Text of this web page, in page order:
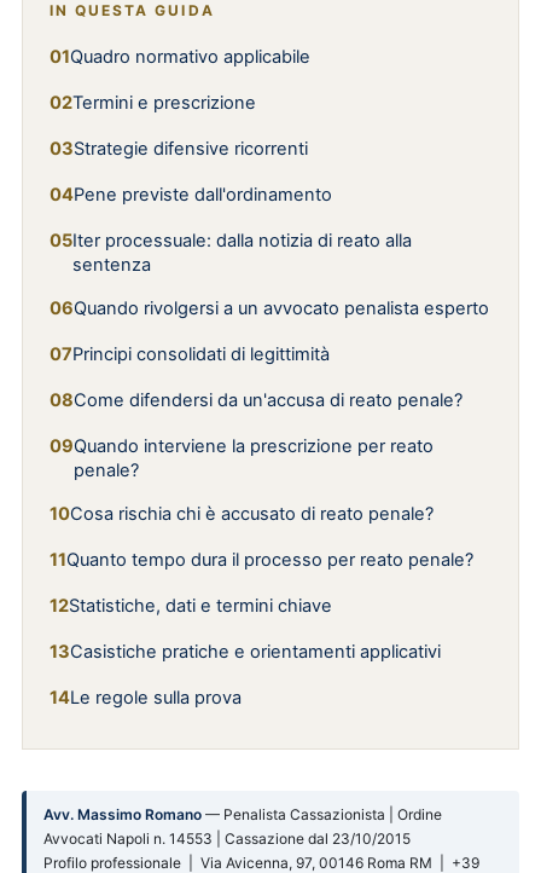
IN QUESTA GUIDA
Quadro normativo applicabile
Termini e prescrizione
Strategie difensive ricorrenti
Pene previste dall'ordinamento
Iter processuale: dalla notizia di reato alla
sentenza
Quando rivolgersi a un avvocato penalista esperto
Principi consolidati di legittimità
Come difendersi da un'accusa di reato penale?
Quando interviene la prescrizione per reato
penale?
Cosa rischia chi è accusato di reato penale?
Quanto tempo dura il processo per reato penale?
Statistiche, dati e termini chiave
Casistiche pratiche e orientamenti applicativi
Le regole sulla prova
Avv. Massimo Romano — Penalista Cassazionista | Ordine
Avvocati Napoli n. 14553 | Cassazione dal 23/10/2015
Profilo professionale | Via Avicenna, 97, 00146 Roma RM | +39